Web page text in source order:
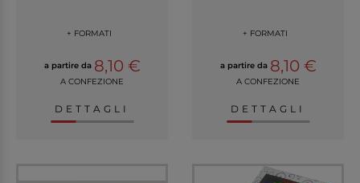
+ FORMATI
a partire da 8,10 €
A CONFEZIONE
DETTAGLI
+ FORMATI
a partire da 8,10 €
A CONFEZIONE
DETTAGLI